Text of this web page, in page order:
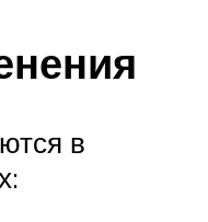
в